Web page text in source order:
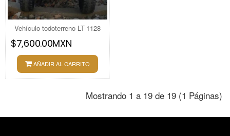
Vehículo todoterreno LT-1128
$7,600.00MXN
AÑADIR AL CARRITO
Mostrando 1 a 19 de 19 (1 Páginas)